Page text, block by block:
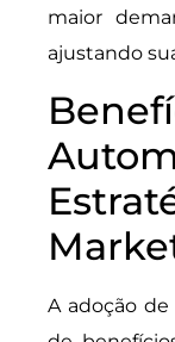
maior
ajustando
A adoção